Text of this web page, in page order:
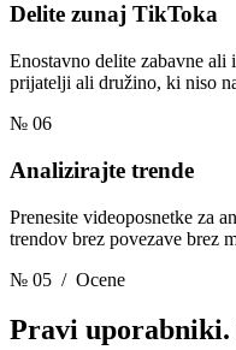
Delite zunaj TikToka
Enostavno delite zabavne
prijatelji ali družino, ki niso
№ 06
Analizirajte trende
Prenesite videoposnetke za
trendov brez povezave brez
№ 05 / Ocene
Pravi uporabniki.